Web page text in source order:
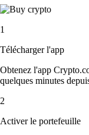
1
Télécharger l'app
Obtenez l'app
quelques minutes
2
Activer le portefeuille